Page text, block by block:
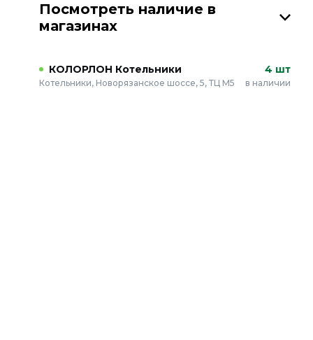
Посмотреть наличие в
магазинах
КОЛОРЛОН Котельники
Котельники, Новорязанское шоссе, 5, ТЦ М5
4 шт
в наличии